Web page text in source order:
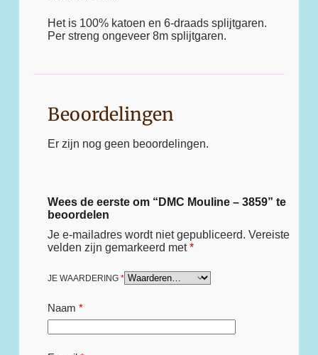
Het is 100% katoen en 6-draads splijtgaren.
Per streng ongeveer 8m splijtgaren.
Beoordelingen
Er zijn nog geen beoordelingen.
Wees de eerste om “DMC Mouline – 3859” te
beoordelen
Je e-mailadres wordt niet gepubliceerd. Vereiste
velden zijn gemarkeerd met*
JE WAARDERING *
Naam *